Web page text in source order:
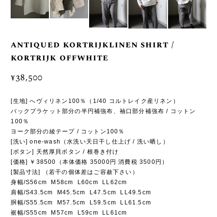
antiqued kortrijklinen shirt /
kortrijk offwhite
¥38,500
[生地] へヴィリネン100％（1/40 コルトレイク産リネン）
バックプラケット部分の半円補強布、袖口部分補強布 / コットン
100％
ヨーク部分の綾テープ / コットン100％
[洗い] one-wash（水洗い天日干し仕上げ / 洗い晒し）
[ボタン] 天然厚貝ボタン / 根巻き付け
[価格] ￥38500（本体価格 35000円 消費税 3500円）
[製品寸法] （若干の個体差はご容赦下さい）
身幅/S56cm M58cm L60cm LL62cm
肩幅/S43.5cm M45.5cm L47.5cm LL49.5cm
胴幅/S55.5cm M57.5cm L59.5cm LL61.5cm
裾幅/S55cm M57cm L59cm LL61cm